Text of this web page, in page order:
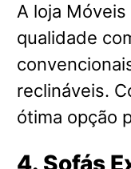
A loja
qualidade
reclináveis.
ótima opção